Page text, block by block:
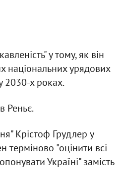
у тому, як він
національних урядових
2030-х роках.
Реньє.
Крістоф Грудлер у
терміново "оцінити всі
Україні" замість